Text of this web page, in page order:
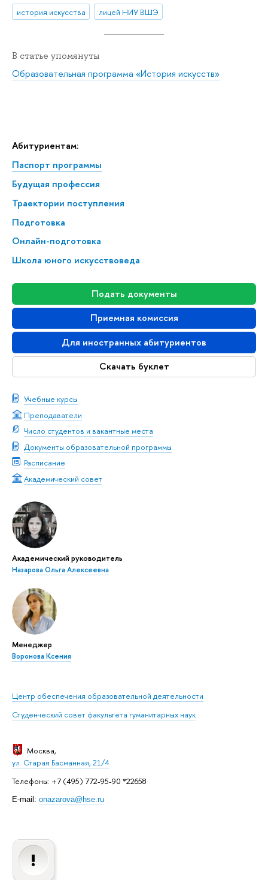
Абитуриентам:
Паспорт программы
Будущая профессия
Траектории поступления
Подготовка
Онлайн-подготовка
Школа юного искусствоведа
Подать документы
Приемная комиссия
Для иностранных абитуриентов
Скачать буклет
Учебные курсы
Преподаватели
Число студентов и вакантные места
Документы образовательной программы
Расписание
Академический совет
Академический руководитель
Назарова Ольга Алексеевна
Менеджер
Воронова Ксения
Центр обеспечения образовательной деятельности
Студенческий совет факультета гуманитарных наук
Москва,
ул. Старая Басманная, 21/4
Телефоны: +7 (495) 772-95-90 *22658
E-mail: onazarova@hse.ru
история искусства лицей НИУ ВШЭ
В статье упомянуты
Образовательная программа «История искусств»